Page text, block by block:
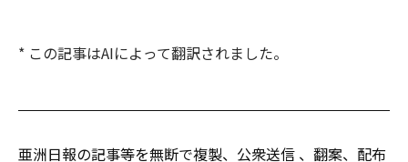
* この記事はAIによって翻訳されました。
亜洲日報の記事等を無断で複製、公衆送信 、翻案、配布